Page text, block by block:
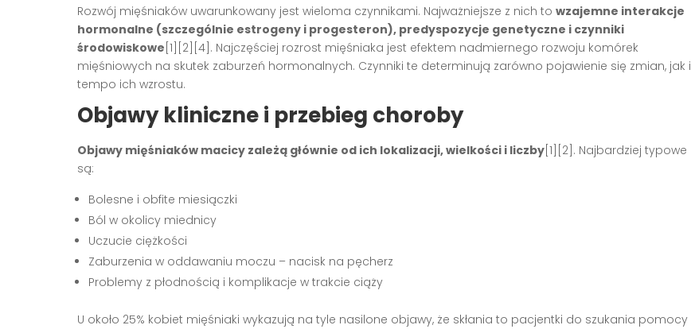
Rozwój mięśniaków uwarunkowany jest wieloma czynnikami. Najważniejsze z nich to wzajemne interakcje
hormonalne (szczególnie estrogeny i progesteron), predyspozycje genetyczne i czynniki
środowiskowe [1][2][4]. Najczęściej rozrost mięśniaka jest efektem nadmiernego rozwoju komórek
mięśniowych na skutek zaburzeń hormonalnych. Czynniki te determinują zarówno pojawienie się zmian, jak i
tempo ich wzrostu.
Objawy kliniczne i przebieg choroby
Objawy mięśniaków macicy zależą głównie od ich lokalizacji, wielkości i liczby [1][2]. Najbardziej typowe
są:
Bolesne i obfite miesiączki
Ból w okolicy miednicy
Uczucie ciężkości
Zaburzenia w oddawaniu moczu – nacisk na pęcherz
Problemy z płodnością i komplikacje w trakcie ciąży
U około 25% kobiet mięśniaki wykazują na tyle nasilone objawy, że skłania to pacjentki do szukania pomocy